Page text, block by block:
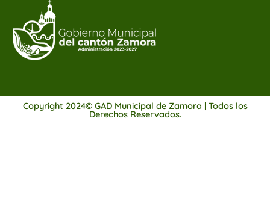
Copyright 2024© GAD Municipal de Zamora | Todos los
Derechos Reservados.